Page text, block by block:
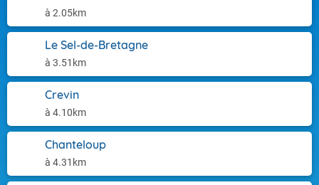
à 2.05km
Le Sel-de-Bretagne
à 3.51km
Crevin
à 4.10km
Chanteloup
à 4.31km